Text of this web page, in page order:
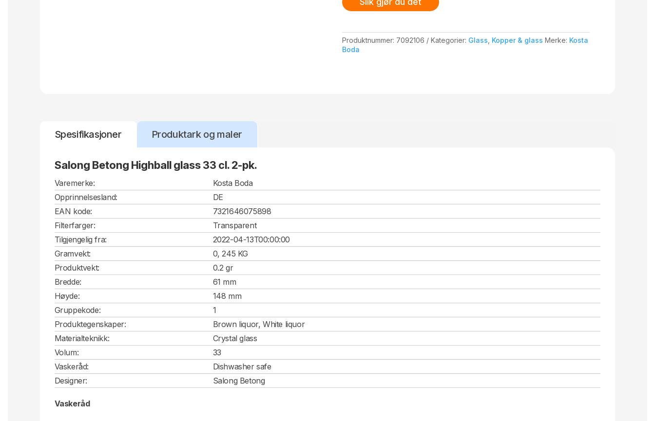
antall
Produktnummer: 7092106 Kategorier: Glass Kopper & glass Merke: Kosta
Boda
Spesifikasjoner Produktark og maler
Salong Betong Highball glass 33 cl. 2-pk.
Varemerke:
Kosta Boda
Opprinnelsesland:
DE
EAN kode:
7321646075898
Filterfarger:
Transparent
Tilgjengelig fra:
2022-04-13T00:00:00
Gramvekt:
0, 245 KG
Produktvekt:
0.2 gr
Bredde:
61 mm
Høyde:
148 mm
Gruppekode:
1
Produktegenskaper:
Brown liquor, White liquor
Materialteknikk:
Crystal glass
Volum:
33
Vaskeråd:
Dishwasher safe
Designer:
Salong Betong
Vaskeråd